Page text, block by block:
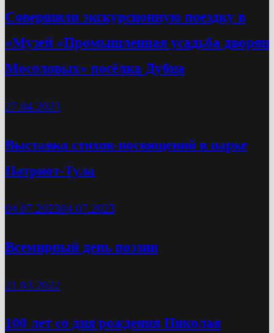
Cовершили экскурсионную поездку в
«Музей «Промышленная усадьба дворян
Мосоловых» посёлка Дубна
27.04.2023
Выставка стихов-посвящений в парке
Патриот-Тула
04.07.202304.07.2023
Всемирный день поэзии
21.03.2022
100 лет со дня рождения Николая